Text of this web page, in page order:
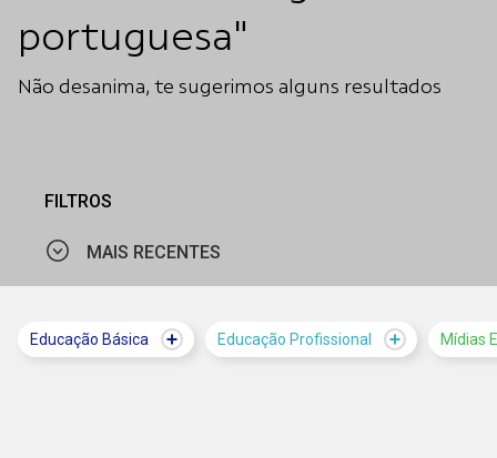
portuguesa"
Não desanima, te sugerimos alguns resultados
FILTROS
MAIS RECENTES
Educação Básica Educação Profissional Mídias